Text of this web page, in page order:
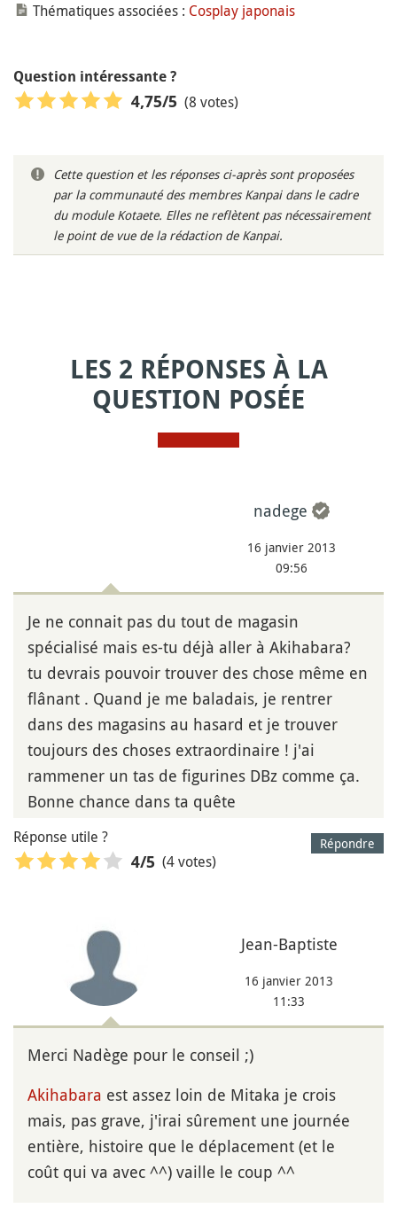
Thématiques associées : Cosplay japonais
Question intéressante ?
4,75/5 (8 votes)
Cette question et les réponses ci-après sont proposées
par la communauté des membres Kanpai dans le cadre
du module Kotaete. Elles ne reflètent pas nécessairement
le point de vue de la rédaction de Kanpai.
LES 2 RÉPONSES À LA
QUESTION POSÉE
nadege
16 janvier 2013
09:56
Je ne connait pas du tout de magasin
spécialisé mais es-tu déjà aller à Akihabara?
tu devrais pouvoir trouver des chose même en
flânant . Quand je me baladais, je rentrer
dans des magasins au hasard et je trouver
toujours des choses extraordinaire ! j'ai
rammener un tas de figurines DBz comme ça.
Bonne chance dans ta quête
Répondre
Réponse utile ?
4/5 (4 votes)
Jean-Baptiste
16 janvier 2013
11:33
Merci Nadège pour le conseil ;)
Akihabara est assez loin de Mitaka je crois
mais, pas grave, j'irai sûrement une journée
entière, histoire que le déplacement (et le
coût qui va avec ^^) vaille le coup ^^